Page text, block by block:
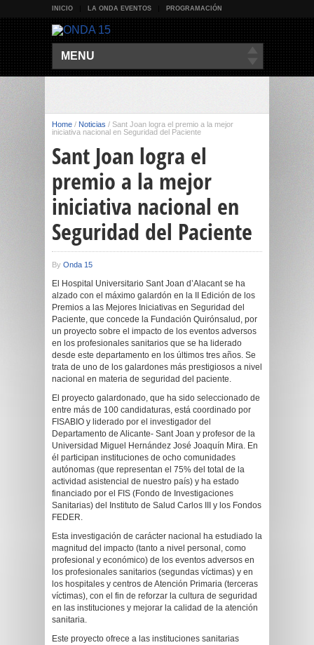
INICIO LA ONDA EVENTOS PROGRAMACIÓN
MENU
Home / Noticias / Sant Joan logra el premio a la mejor
iniciativa nacional en Seguridad del Paciente
Sant Joan logra el
premio a la mejor
iniciativa nacional en
Seguridad del Paciente
By Onda 15
El Hospital Universitario Sant Joan d’Alacant se ha
alzado con el máximo galardón en la II Edición de los
Premios a las Mejores Iniciativas en Seguridad del
Paciente, que concede la Fundación Quirónsalud, por
un proyecto sobre el impacto de los eventos adversos
en los profesionales sanitarios que se ha liderado
desde este departamento en los últimos tres años. Se
trata de uno de los galardones más prestigiosos a nivel
nacional en materia de seguridad del paciente.
El proyecto galardonado, que ha sido seleccionado de
entre más de 100 candidaturas, está coordinado por
FISABIO y liderado por el investigador del
Departamento de Alicante- Sant Joan y profesor de la
Universidad Miguel Hernández José Joaquín Mira. En
él participan instituciones de ocho comunidades
autónomas (que representan el 75% del total de la
actividad asistencial de nuestro país) y ha estado
financiado por el FIS (Fondo de Investigaciones
Sanitarias) del Instituto de Salud Carlos III y los Fondos
FEDER.
Esta investigación de carácter nacional ha estudiado la
magnitud del impacto (tanto a nivel personal, como
profesional y económico) de los eventos adversos en
los profesionales sanitarios (segundas víctimas) y en
los hospitales y centros de Atención Primaria (terceras
víctimas), con el fin de reforzar la cultura de seguridad
en las instituciones y mejorar la calidad de la atención
sanitaria.
Este proyecto ofrece a las instituciones sanitarias